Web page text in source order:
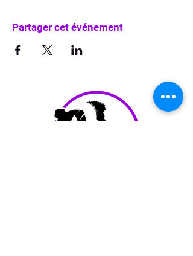
Partager cet événement